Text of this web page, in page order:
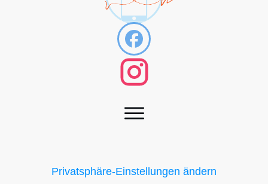
Privatsphäre-Einstellungen ändern